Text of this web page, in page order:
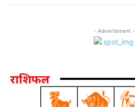
- Advertisment -
राशिफल